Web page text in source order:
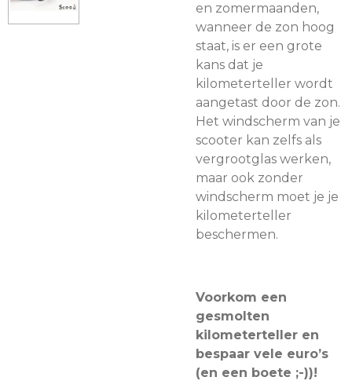
en zomermaanden,
wanneer de zon hoog
staat, is er een grote
kans dat je
kilometerteller wordt
aangetast door de zon.
Het windscherm van je
scooter kan zelfs als
vergrootglas werken,
maar ook zonder
windscherm moet je je
kilometerteller
beschermen.
Voorkom een
gesmolten
kilometerteller en
bespaar vele euro’s
(en een boete ;-))!